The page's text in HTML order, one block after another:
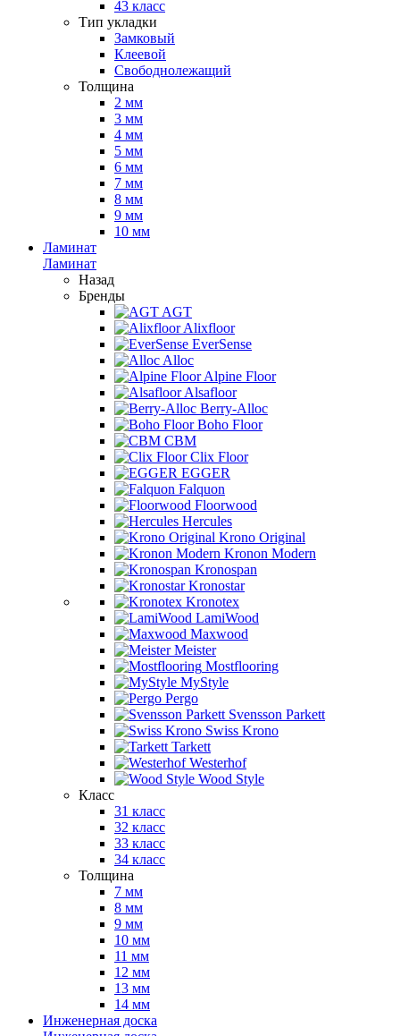
43 класс
Тип укладки
Замковый
Клеевой
Свободнолежащий
Толщина
2 мм
3 мм
4 мм
5 мм
6 мм
7 мм
8 мм
9 мм
10 мм
Ламинат
Ламинат
Назад
Бренды
AGT
Alixfloor
EverSense
Alloc
Alpine Floor
Alsafloor
Berry-Alloc
Boho Floor
CBM
Clix Floor
EGGER
Falquon
Floorwood
Hercules
Krono Original
Kronon Modern
Kronospan
Kronostar
Kronotex
LamiWood
Maxwood
Meister
Mostflooring
MyStyle
Pergo
Svensson Parkett
Swiss Krono
Tarkett
Westerhof
Wood Style
Класс
31 класс
32 класс
33 класс
34 класс
Толщина
7 мм
8 мм
9 мм
10 мм
11 мм
12 мм
13 мм
14 мм
Инженерная доска